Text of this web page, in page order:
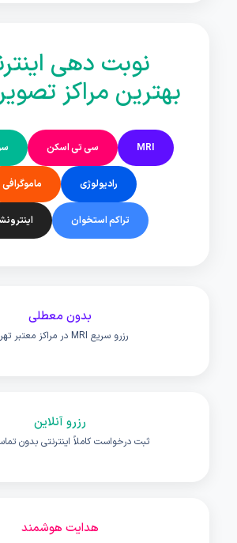
نوبت دهی
بهترین مراکز
MRI سی تی اسکن
رادیولوژی ماموگرافی
تراکم استخوان
بدون معطلی
رزرو سریع MRI در مراکز معتبر تهران
رزرو آنلاین
ثبت درخواست کاملاً اینترنتی بدون
هدایت هوشمند